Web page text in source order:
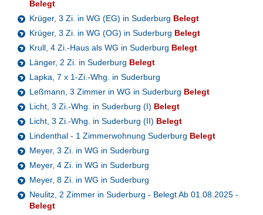
Belegt
Krüger, 3 Zi. in WG (EG) in Suderburg Belegt
Krüger, 3 Zi. in WG (OG) in Suderburg Belegt
Krull, 4 Zi.-Haus als WG in Suderburg Belegt
Länger, 2 Zi. in Suderburg Belegt
Lapka, 7 x 1-Zi.-Whg. in Suderburg
Leßmann, 3 Zimmer in WG in Suderburg Belegt
Licht, 3 Zi.-Whg. in Suderburg (I) Belegt
Licht, 3 Zi.-Whg. in Suderburg (II) Belegt
Lindenthal - 1 Zimmerwohnung Suderburg Belegt
Meyer, 3 Zi. in WG in Suderburg
Meyer, 4 Zi. in WG in Suderburg
Meyer, 8 Zi. in WG in Suderburg
Neulitz, 2 Zimmer in Suderburg - Belegt Ab 01.08.2025 -
Belegt